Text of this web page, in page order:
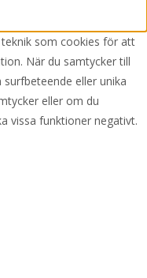
som cookies för att
När du samtycker till
eller unika
eller om du
vissa funktioner negativt.